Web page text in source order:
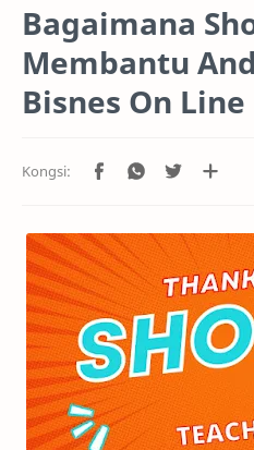
Bagaimana
Membantu
Bisnes On Line